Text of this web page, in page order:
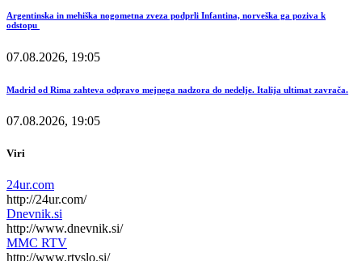
Argentinska in mehiška nogometna zveza podprli Infantina, norveška ga poziva k
odstopu
07.08.2026, 19:05
Madrid od Rima zahteva odpravo mejnega nadzora do nedelje. Italija ultimat zavrača.
07.08.2026, 19:05
Viri
24ur.com
http://24ur.com/
Dnevnik.si
http://www.dnevnik.si/
MMC RTV
http://www.rtvslo.si/